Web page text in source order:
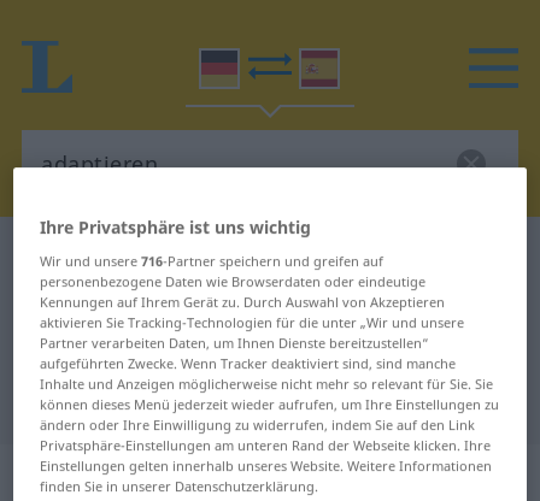
Deutsch-Spanisch Wörterbuch adaptieren
Deutsch-Spanisch Übersetzung für
"adaptieren"
"adaptieren" Spanisch Übersetzung
„adaptieren“: transitives Verb
Ihre Privatsphäre ist uns wichtig
Wir und unsere716-Partner speichern und greifen auf
personenbezogene Daten wie Browserdaten oder eindeutige
Kennungen auf Ihrem Gerät zu. Durch Auswahl von Akzeptieren
aktivieren Sie Tracking-Technologien für die unter „Wir und unsere
Partner verarbeiten Daten, um Ihnen Dienste bereitzustellen“
aufgeführten Zwecke. Wenn Tracker deaktiviert sind, sind manche
Inhalte und Anzeigen möglicherweise nicht mehr so relevant für Sie. Sie
können dieses Menü jederzeit wieder aufrufen, um Ihre Einstellungen zu
ändern oder Ihre Einwilligung zu widerrufen, indem Sie auf den Link
Privatsphäre-Einstellungen am unteren Rand der Webseite klicken. Ihre
Einstellungen gelten innerhalb unseres Website. Weitere Informationen
finden Sie in unserer Datenschutzerklärung.